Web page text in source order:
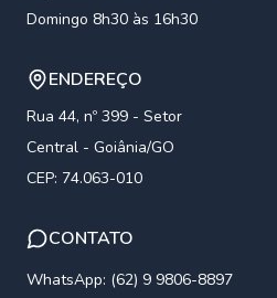
Domingo 8h30 às 16h30
ENDEREÇO
Rua 44, nº 399 - Setor
Central - Goiânia/GO
CEP: 74.063-010
CONTATO
WhatsApp: (62) 9 9806-8897